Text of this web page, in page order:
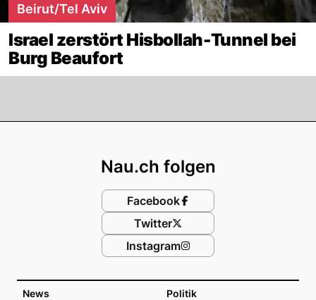
Beirut/Tel Aviv
Israel zerstört Hisbollah-Tunnel bei
Burg Beaufort
News Politik
Nau.ch folgen
Facebook
Twitter
Instagram